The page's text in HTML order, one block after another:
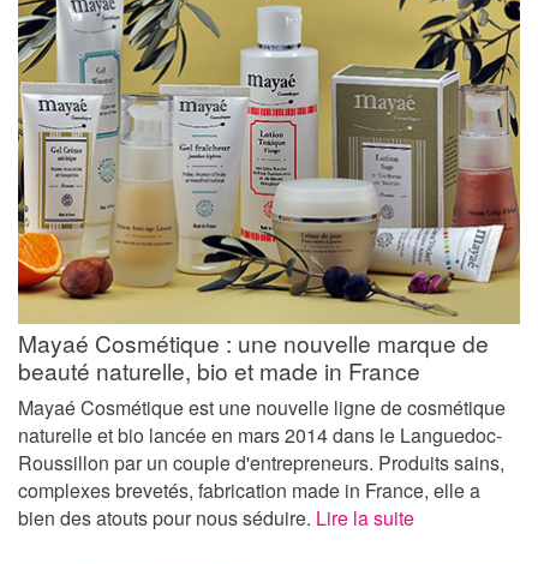
Mayaé Cosmétique : une nouvelle marque de
beauté naturelle, bio et made in France
Mayaé Cosmétique est une nouvelle ligne de cosmétique
naturelle et bio lancée en mars 2014 dans le Languedoc-
Roussillon par un couple d'entrepreneurs. Produits sains,
complexes brevetés, fabrication made in France, elle a
bien des atouts pour nous séduire. Lire la suite